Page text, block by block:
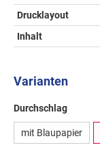
Drucklayout
Inhalt
Varianten
Durchschlag
mit Blaupapier